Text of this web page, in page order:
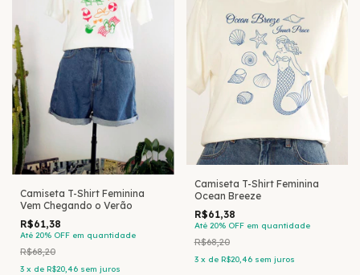
Camiseta T-Shirt Feminina
Vem Chegando o Verão
R$61,38
Até 20% OFF em quantidade
R$68,20
3 x de R$20,46 sem juros
Camiseta T-Shirt Feminina
Ocean Breeze
R$61,38
Até 20% OFF em quantidade
R$68,20
3 x de R$20,46 sem juros